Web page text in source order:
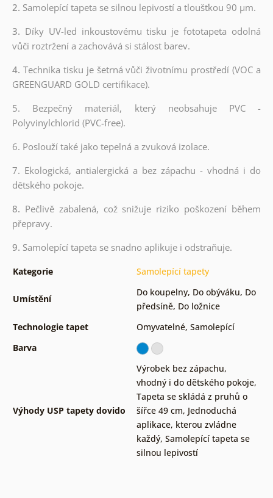
2. Samolepící tapeta se silnou lepivostí a tloušťkou 90 µm.
3. Díky UV-led inkoustovému tisku je fototapeta odolná
vůči roztržení a zachovává si stálost barev.
4. Technika tisku je šetrná vůči životnímu prostředí (VOC a
GREENGUARD GOLD certifikace).
5. Bezpečný materiál, který neobsahuje PVC -
Polyvinylchlorid (PVC-free).
6. Poslouží také jako tepelná a zvuková izolace.
7. Ekologická, antialergická a bez zápachu - vhodná i do
dětského pokoje.
8. Pečlivě zabalená, což snižuje riziko poškození během
přepravy.
9. Samolepící tapeta se snadno aplikuje i odstraňuje.
Kategorie Samolepící tapety
Umístění
Do koupelny, Do obýváku, Do
předsíně, Do ložnice
Technologie tapet
Omyvatelné, Samolepící
Barva
Výhody USP tapety dovido
Výrobek bez zápachu,
vhodný i do dětského pokoje,
Tapeta se skládá z pruhů o
šířce 49 cm, Jednoduchá
aplikace, kterou zvládne
každý, Samolepící tapeta se
silnou lepivostí